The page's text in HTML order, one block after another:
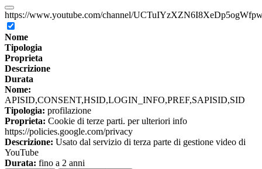
https://www.youtube.com/channel/
Nome
Tipologia
Proprieta
Descrizione
Durata
Nome:
APISID,CONSENT,HSID,LOGIN_INFO,PREF,SAPISID,SID
Tipologia: profilazione
Proprieta: Cookie di terze parti. per ulteriori info
https://policies.google.com/privacy
Descrizione: Usato dal servizio di terza parte di gestione video di
YouTube
Durata: fino a 2 anni